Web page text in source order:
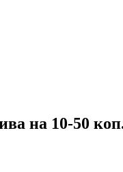
на 10-50